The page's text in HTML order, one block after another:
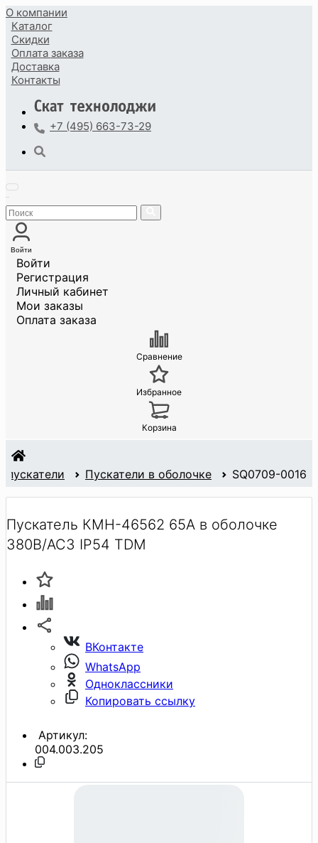
О компании
Каталог
Скидки
Оплата заказа
Доставка
Контакты
+7 (495) 663-73-29
Войти
Войти
Регистрация
Личный кабинет
Мои заказы
Оплата заказа
Сравнение
Избранное
Корзина
пускатели Пускатели в оболочке SQ0709-0016
Пускатель КМН-46562 65А в оболочке
380В/АС3 IP54 TDM
ВКонтакте
WhatsApp
Одноклассники
Копировать ссылку
Артикул:
004.003.205